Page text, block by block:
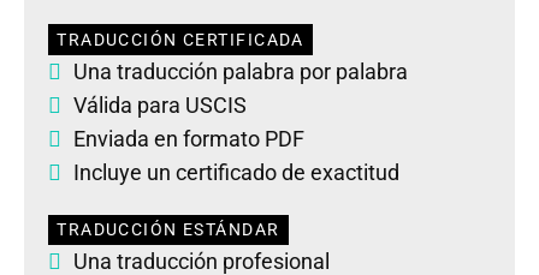
TRADUCCIÓN CERTIFICADA
Una traducción palabra por palabra
Válida para USCIS
Enviada en formato PDF
Incluye un certificado de exactitud
TRADUCCIÓN ESTÁNDAR
Una traducción profesional